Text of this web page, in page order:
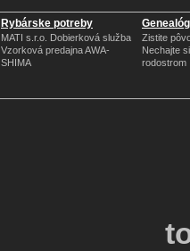
Rybárske potreby
MATI s.r.o. Dobierková služba
Vzorková predajna AWA-
SHIMA
Zistite
Nechajte
rodostrom